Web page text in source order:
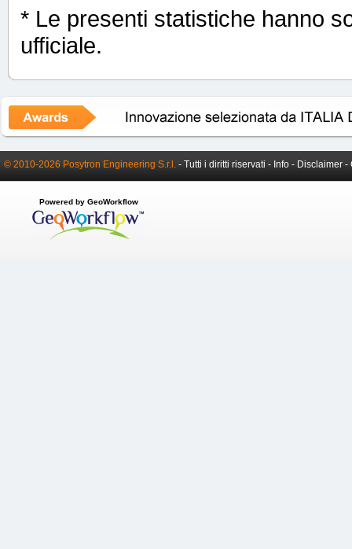
* Le presenti statistiche hanno
ufficiale.
© 2010-2026 Posytron Engineering S.r.l. - Tutti i diritti riservati - Info - Disclaimer -
Powered by GeoWorkflow